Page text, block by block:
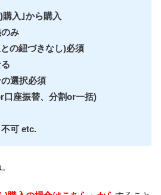
購入｣から購入
み
の紐づきなし)必須
選択必須
口座振替、分割or一括)
不可 etc.